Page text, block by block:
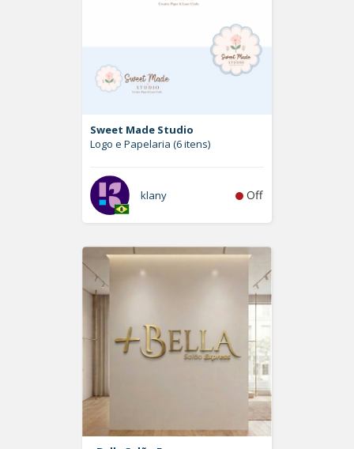
Sweet Made Studio
Logo e Papelaria (6 itens)
klany Off